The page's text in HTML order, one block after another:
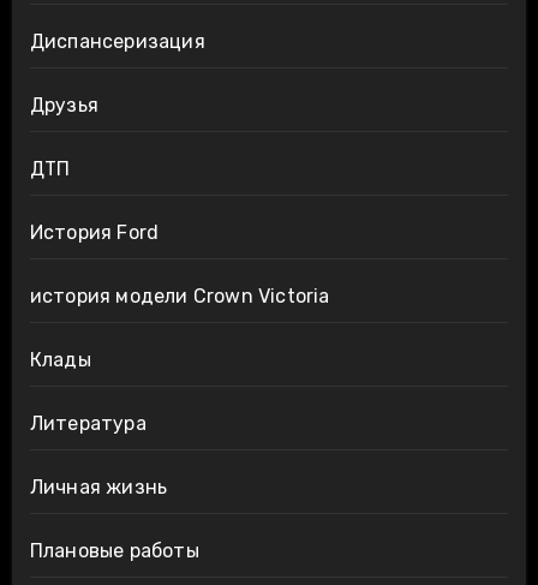
Диспансеризация
Друзья
ДТП
История Ford
история модели Crown Victoria
Клады
Литература
Личная жизнь
Плановые работы